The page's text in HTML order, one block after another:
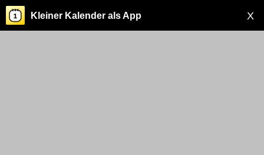
X
Kleiner Kalender als App